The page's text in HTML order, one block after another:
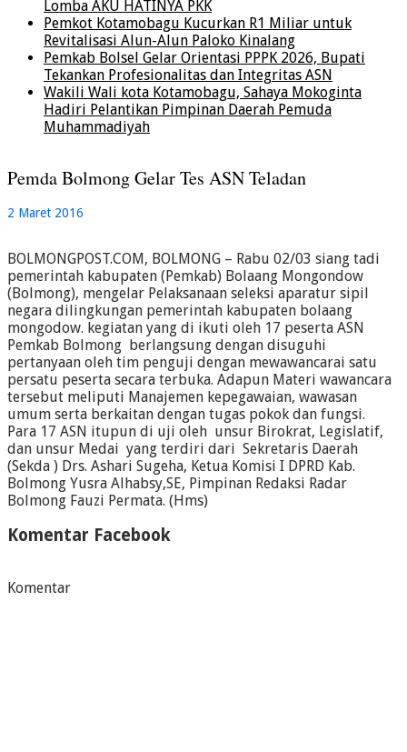
Lomba AKU HATINYA PKK
Pemkot Kotamobagu Kucurkan R1 Miliar untuk
Revitalisasi Alun-Alun Paloko Kinalang
Pemkab Bolsel Gelar Orientasi PPPK 2026, Bupati
Tekankan Profesionalitas dan Integritas ASN
Wakili Wali kota Kotamobagu, Sahaya Mokoginta
Hadiri Pelantikan Pimpinan Daerah Pemuda
Muhammadiyah
Pemda Bolmong Gelar Tes ASN Teladan
2 Maret 2016
BOLMONGPOST.COM, BOLMONG – Rabu 02/03 siang tadi
pemerintah kabupaten (Pemkab) Bolaang Mongondow
(Bolmong), mengelar Pelaksanaan seleksi aparatur sipil
negara dilingkungan pemerintah kabupaten bolaang
mongodow. kegiatan yang di ikuti oleh 17 peserta ASN
Pemkab Bolmong berlangsung dengan disuguhi
pertanyaan oleh tim penguji dengan mewawancarai satu
persatu peserta secara terbuka. Adapun Materi wawancara
tersebut meliputi Manajemen kepegawaian, wawasan
umum serta berkaitan dengan tugas pokok dan fungsi.
Para 17 ASN itupun di uji oleh unsur Birokrat, Legislatif,
dan unsur Medai yang terdiri dari Sekretaris Daerah
(Sekda ) Drs. Ashari Sugeha, Ketua Komisi I DPRD Kab.
Bolmong Yusra Alhabsy,SE, Pimpinan Redaksi Radar
Bolmong Fauzi Permata. (Hms)
Komentar Facebook
Komentar